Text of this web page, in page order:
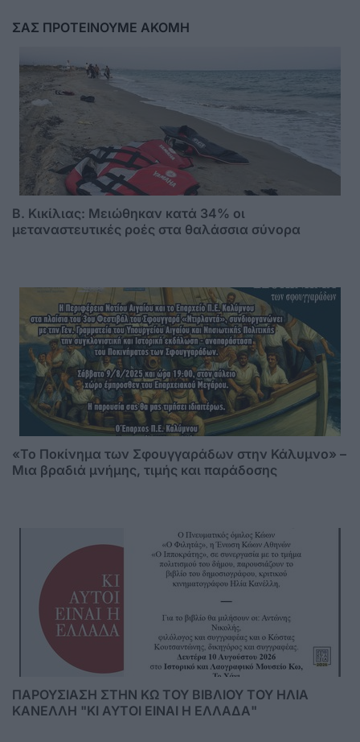
ΣΑΣ ΠΡΟΤΕΙΝΟΥΜΕ ΑΚΟΜΗ
B. Κικίλιας: Μειώθηκαν κατά 34% οι
μεταναστευτικές ροές στα θαλάσσια σύνορα
«Το Ποκίνημα των Σφουγγαράδων στην Κάλυμνο» –
Μια βραδιά μνήμης, τιμής και παράδοσης
ΠΑΡΟΥΣΙΑΣΗ ΣΤΗΝ ΚΩ ΤΟΥ ΒΙΒΛΙΟΥ ΤΟΥ ΗΛΙΑ
ΚΑΝΕΛΛΗ "ΚΙ ΑΥΤΟΙ ΕΙΝΑΙ Η ΕΛΛΑΔΑ"